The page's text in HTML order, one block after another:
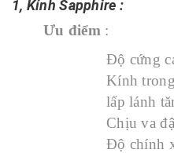
1, Kính Sapphire :
Ưu điểm :
Độ cứng
Kính
lấp lánh
Chịu va
Độ chính